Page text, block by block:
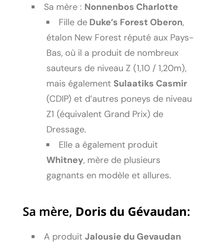
Sa mère : Nonnenbos Charlotte
Fille deDuke’s Forest Oberon,
étalon New Forest réputé aux Pays-
Bas, où il a produit de nombreux
sauteurs de niveau Z (1,10 / 1,20m),
mais également Sulaatiks Casmir
(CDIP) et d’autres poneys de niveau
Z1 (équivalent Grand Prix) de
Dressage.
Elle a également produit
Whitney, mère de plusieurs
gagnants en modèle et allures.
Sa mère, Doris du Gévaudan:
A produit Jalousie du Gevaudan